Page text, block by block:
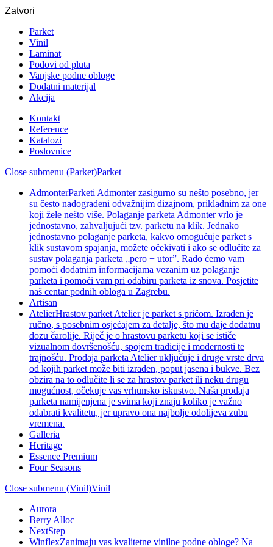
Zatvori
Parket
Vinil
Laminat
Podovi od pluta
Vanjske podne obloge
Dodatni materijal
Akcija
Kontakt
Reference
Katalozi
Poslovnice
Close submenu (Parket)Parket
AdmonterParketi Admonter zasigurno su nešto posebno, jer
su često nadograđeni odvažnijim dizajnom, prikladnim za one
koji žele nešto više. Polaganje parketa Admonter vrlo je
jednostavno, zahvaljujući tzv. parketu na klik. Jednako
jednostavno polaganje parketa, kakvo omogućuje parket s
klik sustavom spajanja, možete očekivati i ako se odlučite za
sustav polaganja parketa „pero + utor”. Rado ćemo vam
pomoći dodatnim informacijama vezanim uz polaganje
parketa i pomoći vam pri odabiru parketa iz snova. Posjetite
naš centar podnih obloga u Zagrebu.
Artisan
AtelierHrastov parket Atelier je parket s pričom. Izrađen je
ručno, s posebnim osjećajem za detalje, što mu daje dodatnu
dozu čarolije. Riječ je o hrastovu parketu koji se ističe
vizualnom dovršenošću, spojem tradicije i modernosti te
trajnošću. Prodaja parketa Atelier uključuje i druge vrste drva
od kojih parket može biti izrađen, poput jasena i bukve. Bez
obzira na to odlučite li se za hrastov parket ili neku drugu
mogućnost, očekuje vas vrhunsko iskustvo. Naša prodaja
parketa namijenjena je svima koji znaju koliko je važno
odabrati kvalitetu, jer upravo ona najbolje odolijeva zubu
vremena.
Galleria
Heritage
Essence Premium
Four Seasons
Close submenu (Vinil)Vinil
Aurora
Berry Alloc
NextStep
WinflexZanimaju vas kvalitetne vinilne podne obloge? Na